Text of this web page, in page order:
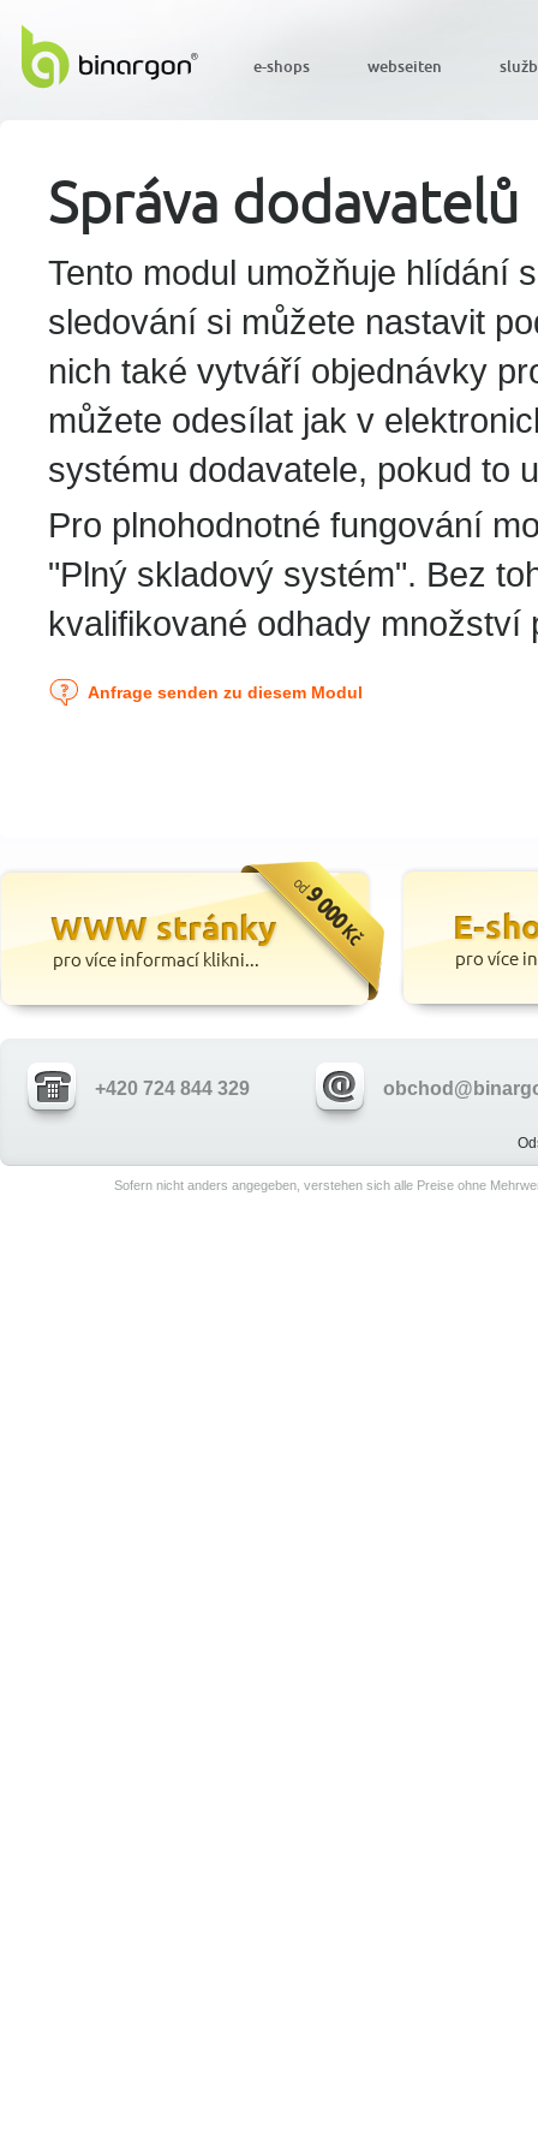
Správa dodavatelů
Tento modul umožňuje hlídání
sledování si můžete nastavit
nich také vytváří objednávky
můžete odesílat jak v
systému dodavatele, pokud to
Pro plnohodnotné fungování
"Plný skladový systém". Bez
kvalifikované odhady množství
Anfrage senden zu diesem Modul
+420 724 844 329
Sofern nicht anders angegeben, verstehen sich alle Preise ohne
e-shops webseiten